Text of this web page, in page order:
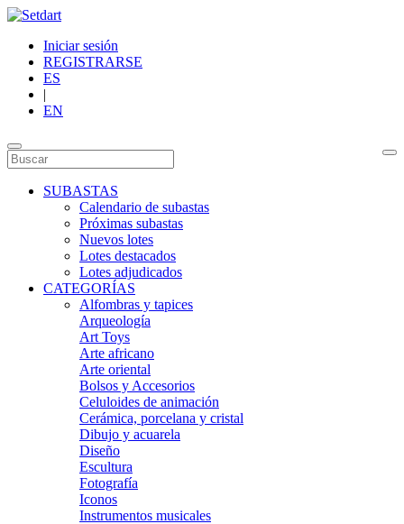
Iniciar sesión
REGISTRARSE
ES
|
EN
SUBASTAS
Calendario de subastas
Próximas subastas
Nuevos lotes
Lotes destacados
Lotes adjudicados
CATEGORÍAS
Alfombras y tapices
Arqueología
Art Toys
Arte africano
Arte oriental
Bolsos y Accesorios
Celuloides de animación
Cerámica, porcelana y cristal
Dibujo y acuarela
Diseño
Escultura
Fotografía
Iconos
Instrumentos musicales